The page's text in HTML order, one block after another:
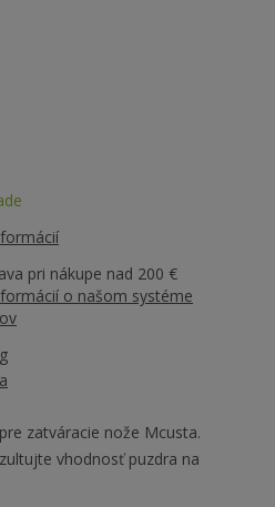
pri nákupe nad 200 €
o našom systéme
zatváracie nože Mcusta.
vhodnosť puzdra na